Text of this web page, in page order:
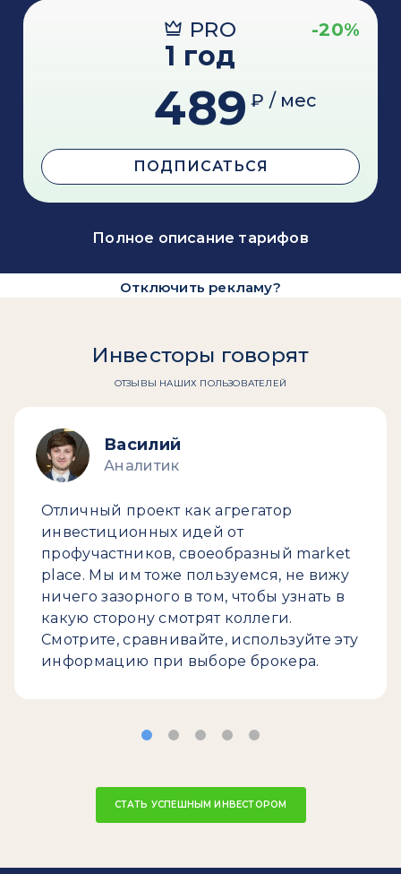
PRO -20%
1 год
489 ₽ / мес
ПОДПИСАТЬСЯ
Полное описание тарифов
Отключить рекламу?
Инвесторы говорят
ОТЗЫВЫ НАШИХ ПОЛЬЗОВАТЕЛЕЙ
Василий
Аналитик
Отличный проект как агрегатор
инвестиционных идей от
профучастников, своеобразный market
place. Мы им тоже пользуемся, не вижу
ничего зазорного в том, чтобы узнать в
какую сторону смотрят коллеги.
Смотрите, сравнивайте, используйте эту
информацию при выборе брокера.
СТАТЬ УСПЕШНЫМ ИНВЕСТОРОМ